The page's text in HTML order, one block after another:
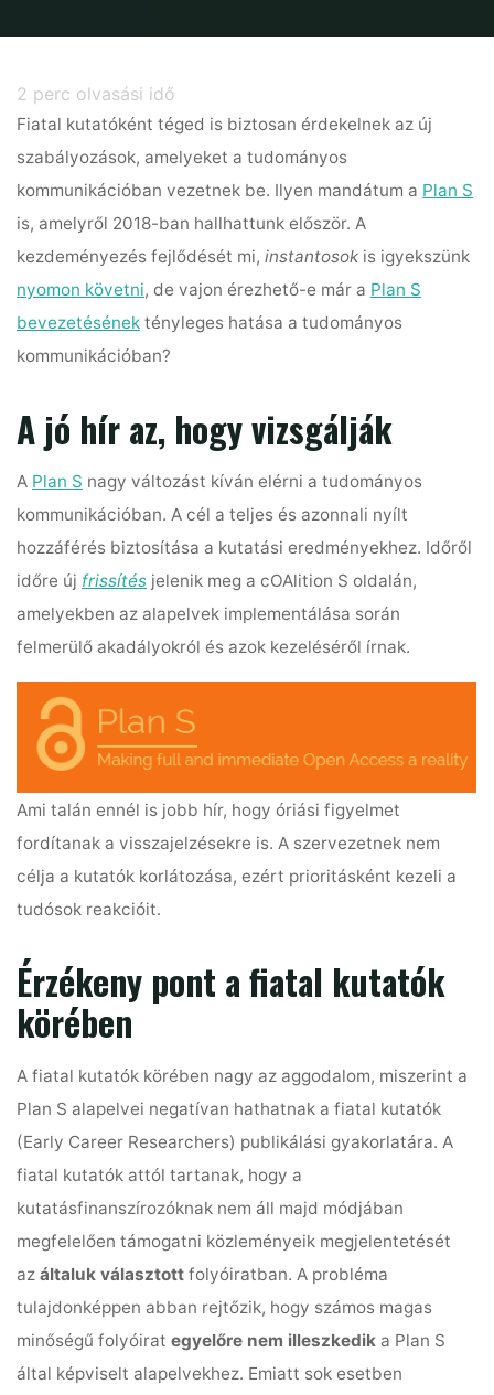
2 perc olvasási idő
Fiatal kutatóként téged is biztosan érdekelnek az új
szabályozások, amelyeket a tudományos
kommunikációban vezetnek be. Ilyen mandátum a Plan S
is, amelyről 2018-ban hallhattunk először. A
kezdeményezés fejlődését mi,instantosok is igyekszünk
nyomon követni, de vajon érezhető-e már a Plan S
bevezetésének tényleges hatása a tudományos
kommunikációban?
A jó hír az, hogy vizsgálják
A Plan S nagy változást kíván elérni a tudományos
kommunikációban. A cél a teljes és azonnali nyílt
hozzáférés biztosítása a kutatási eredményekhez. Időről
időre új frissítés jelenik meg a cOAlition S oldalán,
amelyekben az alapelvek implementálása során
felmerülő akadályokról és azok kezeléséről írnak.
Ami talán ennél is jobb hír, hogy óriási figyelmet
fordítanak a visszajelzésekre is. A szervezetnek nem
célja a kutatók korlátozása, ezért prioritásként kezeli a
tudósok reakcióit.
Érzékeny pont a fiatal kutatók
körében
A fiatal kutatók körében nagy az aggodalom, miszerint a
Plan S alapelvei negatívan hathatnak a fiatal kutatók
(Early Career Researchers) publikálási gyakorlatára. A
fiatal kutatók attól tartanak, hogy a
kutatásfinanszírozóknak nem áll majd módjában
megfelelően támogatni közleményeik megjelentetését
azáltaluk választott folyóiratban. A probléma
tulajdonképpen abban rejtőzik, hogy számos magas
minőségű folyóirategyelőre nem illeszkedik a Plan S
által képviselt alapelvekhez. Emiatt sok esetben